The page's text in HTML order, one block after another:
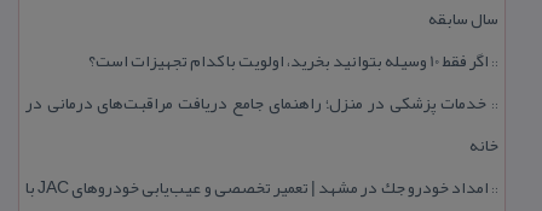
سال سابقه
:: اگر فقط 10 وسیله بتوانید بخرید، اولویت با كدام تجهیزات است؟
:: خدمات پزشكی در منزل؛ راهنمای جامع دریافت مراقبت‌های درمانی در
خانه
::
امداد خودرو جك در مشهد | تعمیر تخصصی و عیب‌یابی خودروهای JAC با